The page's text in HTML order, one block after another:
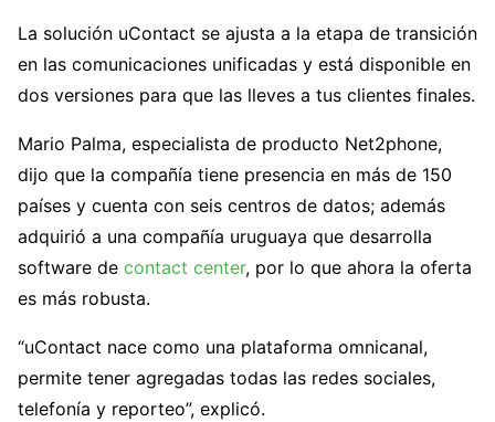
La solución uContact se ajusta a la etapa de transición
en las comunicaciones unificadas y está disponible en
dos versiones para que las lleves a tus clientes finales.
Mario Palma, especialista de producto Net2phone,
dijo que la compañía tiene presencia en más de 150
países y cuenta con seis centros de datos; además
adquirió a una compañía uruguaya que desarrolla
software de contact center, por lo que ahora la oferta
es más robusta.
“uContact nace como una plataforma omnicanal,
permite tener agregadas todas las redes sociales,
telefonía y reporteo”, explicó.